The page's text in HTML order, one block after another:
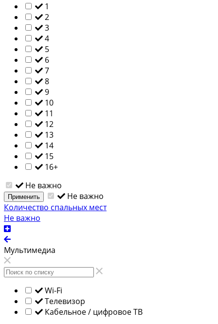
1
2
3
4
5
6
7
8
9
10
11
12
13
14
15
16+
Не важно
Применить
Не важно
Количество спальных мест
Не важно
Мультимедиа
Wi-Fi
Телевизор
Кабельное / цифровое ТВ